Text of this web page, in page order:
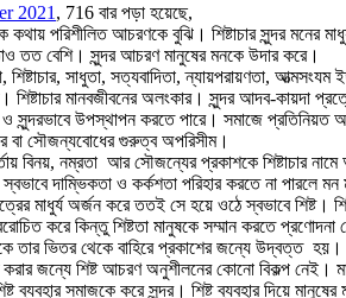
2021 , 716 বার পড়া হয়েছে,
কথায় পরিশীলিত আচরণকে বুঝি। শিষ্টাচার সুন্দর মনের
তত বেশি। সুন্দর আচরণ মানুষের মনকে উদার করে।
শিষ্টাচার, সাধুতা, সত্যবাদিতা, ন্যায়পরায়ণতা,
শিষ্টাচার মানবজীবনের অলংকার। সুন্দর আদব-কায়দা
সুন্দরভাবে উপস্থাপন করতে পারে। সমাজে প্রতিনিয়ত
বা সৌজন্যবোধের গুরুত্ব অপরিসীম।
বিনয়, নম্রতা আর সৌজন্যের প্রকাশকে শিষ্টাচার নামে
স্বভাবে দাম্ভিকতা ও কর্কশতা পরিহার করতে না পারলে মন
মাধুর্য অর্জন করে ততই সে হয়ে ওঠে স্বভাবে
করে কিন্তু শিষ্টতা মানুষকে সম্মান করতে
তার ভিতর থেকে বাহিরে প্রকাশের জন্যে উদ্বত্ত হয়।
জন্যে শিষ্ট আচরণ অনুশীলনের কোনো বিকল্প নেই।
ব্যবহার সমাজকে করে সুন্দর। শিষ্ট ব্যবহার দিয়ে